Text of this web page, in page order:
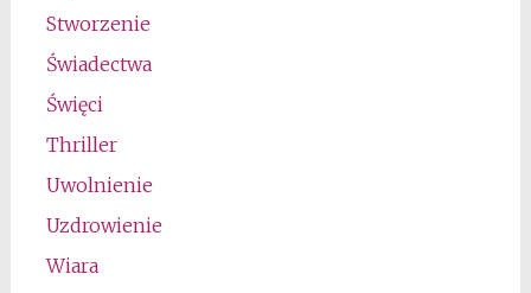
Stworzenie
Świadectwa
Święci
Thriller
Uwolnienie
Uzdrowienie
Wiara